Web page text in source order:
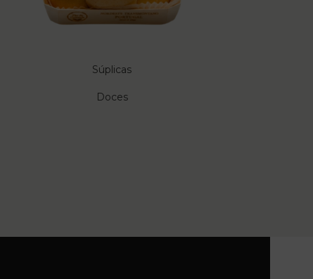
Súplicas
Doces